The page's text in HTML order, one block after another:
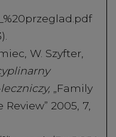
W. Szyfter,
„Family
2005, 7,